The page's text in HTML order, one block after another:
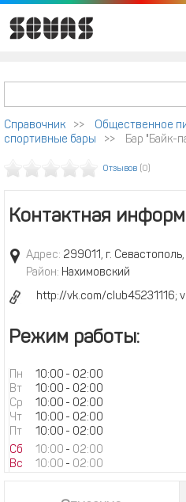
Справочник >> Общественное
спортивные бары
>> Бар "Байк-
Отзывов (0)
Контактная
Адрес: 299011, г. Севастополь,
Район: Нахимовский
http://vk.com/club45231116;
Режим работы:
Пн 10:00 - 02:00
Вт
10:00 - 02:00
Ср
10:00 - 02:00
Чт
10:00 - 02:00
Пт
10:00 - 02:00
Сб
10:00 - 02:00
Вс
10:00 - 02:00